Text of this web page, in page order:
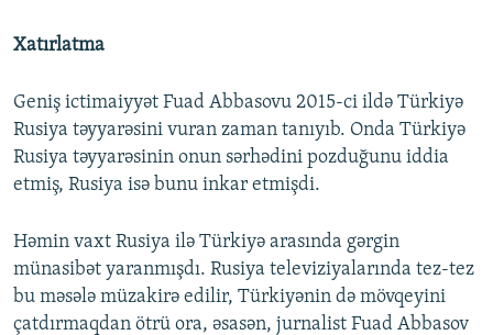
Xatırlatma
Geniş ictimaiyyət Fuad Abbasovu 2015-ci ildə Türkiyə
Rusiya təyyarəsini vuran zaman tanıyıb. Onda Türkiyə
Rusiya təyyarəsinin onun sərhədini pozduğunu iddia
etmiş, Rusiya isə bunu inkar etmişdi.
Həmin vaxt Rusiya ilə Türkiyə arasında gərgin
münasibət yaranmışdı. Rusiya televiziyalarında tez-tez
bu məsələ müzakirə edilir, Türkiyənin də mövqeyini
çatdırmaqdan ötrü ora, əsasən, jurnalist Fuad Abbasov